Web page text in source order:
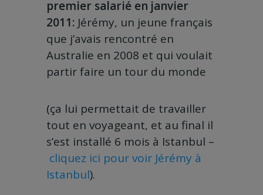
premier salarié en janvier
2011: Jérémy, un jeune français
que j’avais rencontré en
Australie en 2008 et qui voulait
partir faire un tour du monde
(ça lui permettait de travailler
tout en voyageant, et au final il
s’est installé 6 mois à Istanbul –
cliquez ici pour voir Jérémy à
Istanbul).